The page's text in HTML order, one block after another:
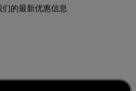
的最新优惠信息